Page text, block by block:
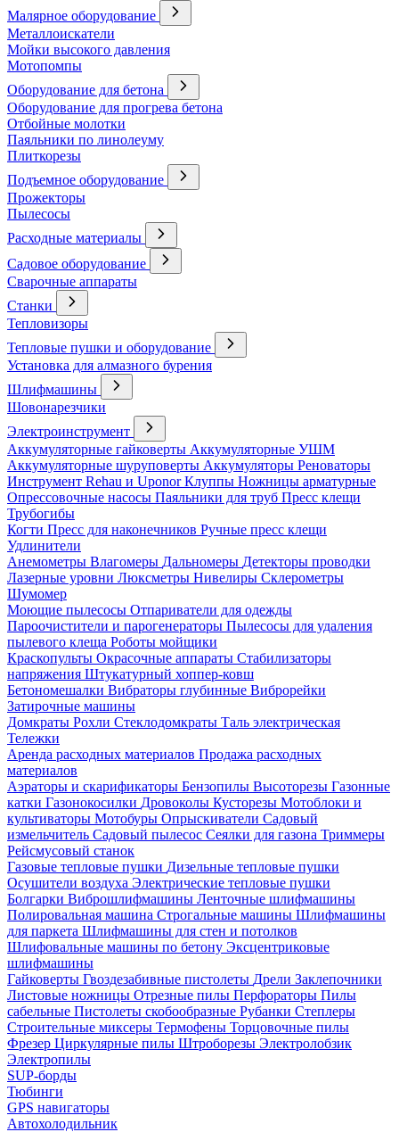
Малярное оборудование
Металлоискатели
Мойки высокого давления
Мотопомпы
Оборудование для бетона
Оборудование для прогрева бетона
Отбойные молотки
Паяльники по линолеуму
Плиткорезы
Подъемное оборудование
Прожекторы
Пылесосы
Расходные материалы
Садовое оборудование
Сварочные аппараты
Станки
Тепловизоры
Тепловые пушки и оборудование
Установка для алмазного бурения
Шлифмашины
Шовонарезчики
Электроинструмент
Аккумуляторные гайковерты Аккумуляторные УШМ
Аккумуляторные шуруповерты Аккумуляторы Реноваторы
Инструмент Rehau и UponorКлуппы Ножницы арматурные
Опрессовочные насосы Паяльники для труб Пресс клещи
Трубогибы
Когти Пресс для наконечников Ручные пресс клещи
Удлинители
Анемометры Влагомеры Дальномеры Детекторы проводки
Лазерные уровни Люксметры Нивелиры Склерометры
Шумомер
Моющие пылесосы Отпариватели для одежды
Пароочистители и парогенераторы Пылесосы для удаления
пылевого клеща Роботы мойщики
Краскопульты Окрасочные аппараты Стабилизаторы
напряжения Штукатурный хоппер-ковш
Бетономешалки Вибраторы глубинные Виброрейки
Затирочные машины
Домкраты Рохли Стеклодомкраты Таль электрическая
Тележки
Аренда расходных материалов Продажа расходных
материалов
Аэраторы и скарификаторы Бензопилы Высоторезы Газонные
катки Газонокосилки Дровоколы Кусторезы Мотоблоки и
культиваторы Мотобуры Опрыскиватели Садовый
измельчитель Садовый пылесос Сеялки для газона Триммеры
Рейсмусовый станок
Газовые тепловые пушки Дизельные тепловые пушки
Осушители воздуха Электрические тепловые пушки
Болгарки Виброшлифмашины Ленточные шлифмашины
Полировальная машина Строгальные машины Шлифмашины
для паркета Шлифмашины для стен и потолков
Шлифовальные машины по бетону Эксцентриковые
шлифмашины
Гайковерты Гвоздезабивные пистолеты Дрели Заклепочники
Листовые ножницы Отрезные пилы Перфораторы Пилы
сабельные Пистолеты скобообразные Рубанки Степлеры
Строительные миксеры Термофены Торцовочные пилы
Фрезер Циркулярные пилы Штроборезы Электролобзик
Электропилы
SUP-борды
Тюбинги
GPS навигаторы
Автохолодильник